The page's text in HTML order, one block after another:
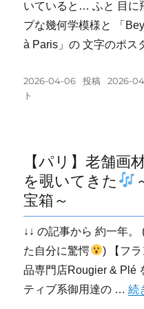
いていると… ふと 目に
プな幾何学模様と 「
à Paris」の 文字のポ
投
稿
2026-04-06 2026-
ト
【パリ】老舗画
を覗いてきた
宝箱～
↓↓ の記事から 約一年
た自分に驚愕
) 【フ
品専門店Rougier & Plé
ティブ系御用達の …“
続